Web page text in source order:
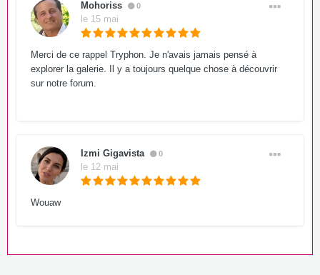
Mohoriss 0
le 15 mai
Merci de ce rappel Tryphon. Je n'avais jamais pensé à
explorer la galerie. Il y a toujours quelque chose à découvrir
sur notre forum.
Izmi Gigavista 0
le 12 mai
Wouaw